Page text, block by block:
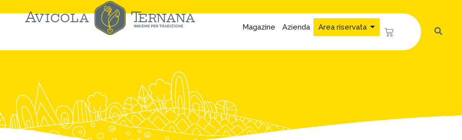
Magazine Azienda Area riservata